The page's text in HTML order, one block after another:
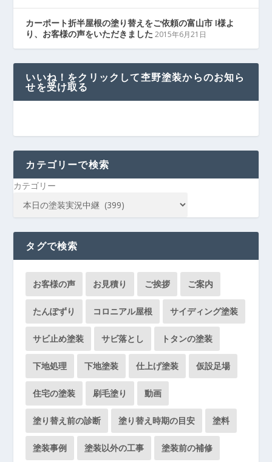
カーポート折半屋根の塗り替えをご依頼の富山市 I様よ
り、お客様の声をいただきました 2015年6月21日
いいね！をクリックして杢野塗装からのお知ら
せを受け取る
カテゴリーで検索
カテゴリー
タグで検索
お客様の声 お見積り ご挨拶 ご案内
たんぽずり コロニアル屋根 サイディング塗装
サビ止め塗装 サビ落とし トタンの塗装
下地処理 下地塗装 仕上げ塗装 仮設足場
住宅の塗装 刷毛塗り 動画
塗り替え前の診断 塗り替え時期の目安 塗料
塗装事例 塗装以外の工事 塗装前の補修